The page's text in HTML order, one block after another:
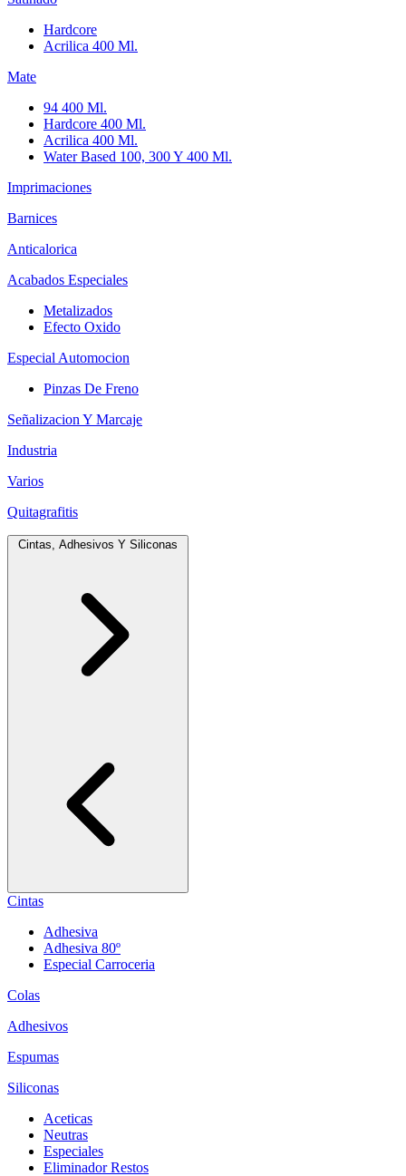
Hardcore
Acrilica 400 Ml.
Mate
94 400 Ml.
Hardcore 400 Ml.
Acrilica 400 Ml.
Water Based 100, 300 Y 400 Ml.
Imprimaciones
Barnices
Anticalorica
Acabados Especiales
Metalizados
Efecto Oxido
Especial Automocion
Pinzas De Freno
Señalizacion Y Marcaje
Industria
Varios
Quitagrafitis
Cintas, Adhesivos Y Siliconas
Cintas
Adhesiva
Adhesiva 80º
Especial Carroceria
Colas
Adhesivos
Espumas
Siliconas
Aceticas
Neutras
Especiales
Eliminador Restos